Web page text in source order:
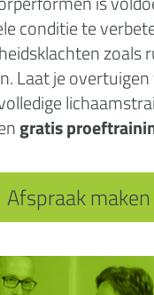
conditie te
zoals
Laat je
gratis
Afspraak maken